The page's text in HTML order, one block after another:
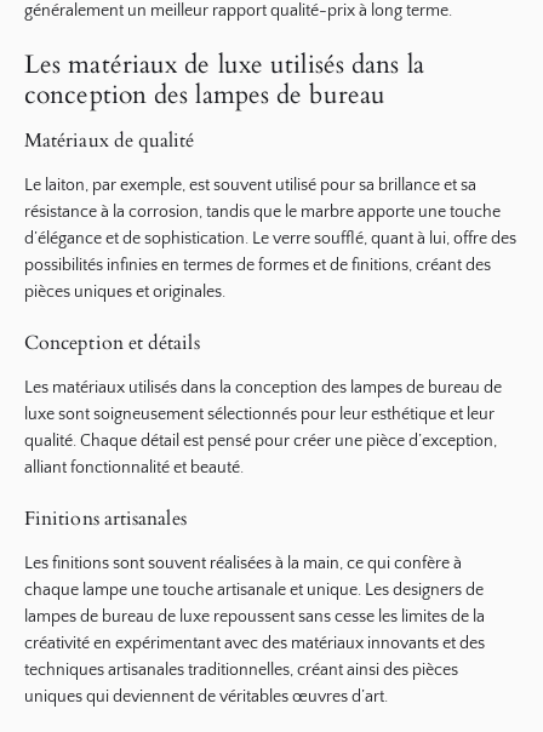
généralement un meilleur rapport qualité-prix à long terme.
Les matériaux de luxe utilisés dans la
conception des lampes de bureau
Matériaux de qualité
Le laiton, par exemple, est souvent utilisé pour sa brillance et sa
résistance à la corrosion, tandis que le marbre apporte une touche
d’élégance et de sophistication. Le verre soufflé, quant à lui, offre des
possibilités infinies en termes de formes et de finitions, créant des
pièces uniques et originales.
Conception et détails
Les matériaux utilisés dans la conception des lampes de bureau de
luxe sont soigneusement sélectionnés pour leur esthétique et leur
qualité. Chaque détail est pensé pour créer une pièce d’exception,
alliant fonctionnalité et beauté.
Finitions artisanales
Les finitions sont souvent réalisées à la main, ce qui confère à
chaque lampe une touche artisanale et unique. Les designers de
lampes de bureau de luxe repoussent sans cesse les limites de la
créativité en expérimentant avec des matériaux innovants et des
techniques artisanales traditionnelles, créant ainsi des pièces
uniques qui deviennent de véritables œuvres d’art.